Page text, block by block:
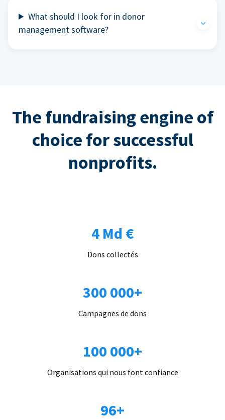
What should I look for in donor
management software?
The fundraising engine of
choice for successful
nonprofits.
4 Md €
Dons collectés
300 000+
Campagnes de dons
100 000+
Organisations qui nous font confiance
96+